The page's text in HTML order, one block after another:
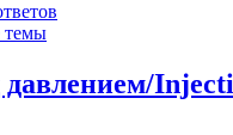
темы
давлением/